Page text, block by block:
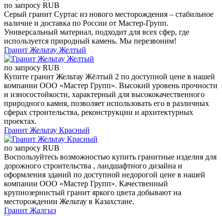
по запросу RUB
Серый гранит Суртас из нового месторождения – стабильное
наличие и доставка по России от Мастер-Групп.
Универсальный материал, подходит для всех сфер, где
используется природный камень. Мы перезвоним!
Гранит Жельтау Желтый
по запросу RUB
Купите гранит Жельтау Жёлтый 2 по доступной цене в нашей
компании ООО «Мастер Групп». Высокий уровень прочности
и износостойкости, характерный для высококачественного
природного камня, позволяет использовать его в различных
сферах строительства, реконструкции и архитектурных
проектах.
Гранит Жельтау Красный
по запросу RUB
Воспользуйтесь возможностью купить гранитные изделия для
дорожного строительства , ландшафтного дизайна и
оформления зданий по доступной недорогой цене в нашей
компании ООО «Мастер Групп». Качественный
крупнозернистый гранит яркого цвета добывают на
месторождении Жельтау в Казахстане.
Гранит Жалгыз